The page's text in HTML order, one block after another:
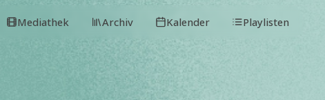
Mediathek Archiv Kalender Playlisten